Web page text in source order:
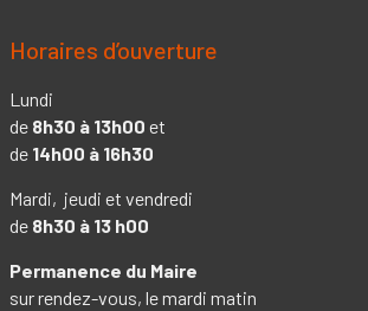
Horaires d’ouverture
Lundi
de 8h30 à 13h00 et
de 14h00 à 16h30
Mardi, jeudi et vendredi
de 8h30 à 13 h00
Permanence du Maire
sur rendez-vous, le mardi matin